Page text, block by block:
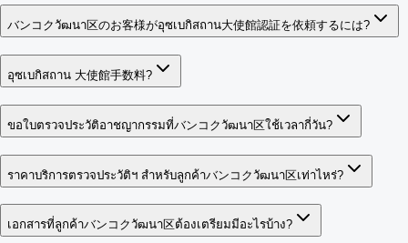
バンコクวัฒนา区のお客様がอุซเบกิสถาน大使館認証を依頼するには?
อุซเบกิสถาน 大使館手数料?
ขอใบตรวจประวัติอาชญากรรมที่バンコクวัฒนา区ใช้เวลากี่วัน?
ราคาบริการตรวจประวัติฯ สำหรับลูกค้าバンコクวัฒนา区เท่าไหร่?
เอกสารที่ลูกค้าバンコクวัฒนา区ต้องเตรียมมีอะไรบ้าง?